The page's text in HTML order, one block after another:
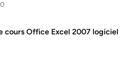
cours Office Excel 2007 logiciel